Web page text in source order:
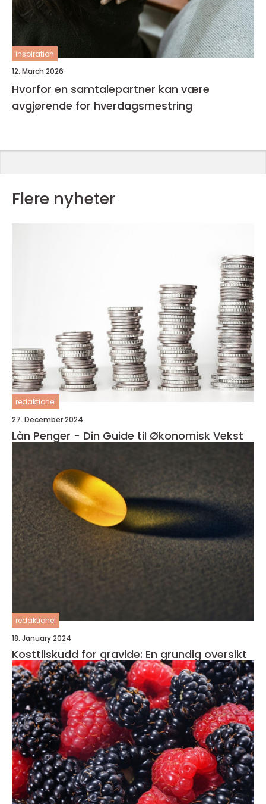
inspiration
12. March 2026
Hvorfor en samtalepartner kan være
avgjørende for hverdagsmestring
Flere nyheter
redaktionel
27. December 2024
Lån Penger - Din Guide til Økonomisk Vekst
redaktionel
18. January 2024
Kosttilskudd for gravide: En grundig oversikt